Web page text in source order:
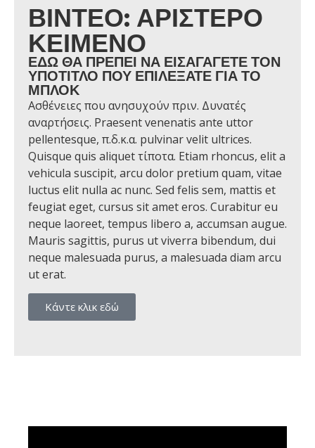
ΒΊΝΤΕΟ: ΑΡΙΣΤΕΡΌ
ΚΕΊΜΕΝΟ
ΕΔΏ ΘΑ ΠΡΈΠΕΙ ΝΑ ΕΙΣΑΓΆΓΕΤΕ ΤΟΝ
ΥΠΌΤΙΤΛΟ ΠΟΥ ΕΠΙΛΈΞΑΤΕ ΓΙΑ ΤΟ
ΜΠΛΟΚ
Ασθένειες που ανησυχούν πριν. Δυνατές
αναρτήσεις. Praesent venenatis ante uttor
pellentesque, π.δ.κ.α. pulvinar velit ultrices.
Quisque quis aliquet τίποτα. Etiam rhoncus, elit a
vehicula suscipit, arcu dolor pretium quam, vitae
luctus elit nulla ac nunc. Sed felis sem, mattis et
feugiat eget, cursus sit amet eros. Curabitur eu
neque laoreet, tempus libero a, accumsan augue.
Mauris sagittis, purus ut viverra bibendum, dui
neque malesuada purus, a malesuada diam arcu
ut erat.
Κάντε κλικ εδώ